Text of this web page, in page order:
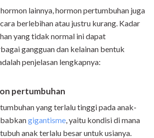
lainnya, hormon pertumbuhan juga
berlebihan atau justru kurang. Kadar
yang tidak normal ini dapat
gangguan dan kelainan bentuk
penjelasan lengkapnya:
pertumbuhan
yang terlalu tinggi pada anak-
gigantisme , yaitu kondisi di mana
anak terlalu besar untuk usianya.